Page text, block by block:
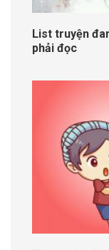
List truyện
phải đọc